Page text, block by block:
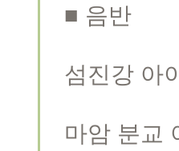
■ 음반
섬진강 아
마암 분교